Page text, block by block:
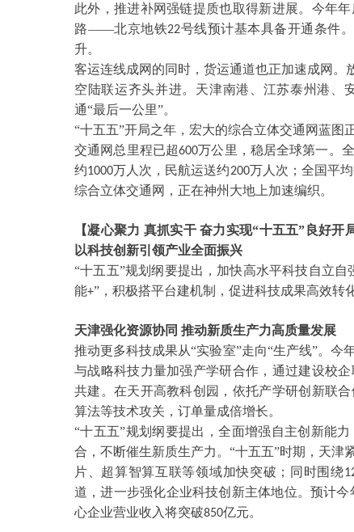
此外，推进补网强链提质也取得新进展。今年
路——北京地铁22号线预计基本具备开通条件
升。
客运连线成网的同时，货运通道也正加速成网。
空陆联运齐头并进。天津南港、江苏泰州港、
通“最后一公里”。
“十五五”开局之年，宏大的综合立体交通网蓝
交通网总里程已超600万公里，稳居全球第一。
约1000万人次，民航运送约200万人次；全国平
综合立体交通网，正在神州大地上加速编织。
【凝心聚力 真抓实干 奋力实现“十五五”良好开
以科技创新引领产业全面振兴
“十五五”规划纲要提出，加快高水平科技自立
能+”，积极搭平台建机制，促进科技成果高效转
天津强化资源协同 推动新质生产力高质量发展
推动更多科技成果从“实验室”走向“生产线”。今
与战略科技力量加强产学研合作，通过建设校
共建。在天开高教科创园，依托产学研创新联
算法等技术攻关，订单量成倍增长。
“十五五”规划纲要提出，全面增强自主创新能
合，不断催生新质生产力。“十五五”时期，天
片、超算智算互联等领域加快突破；同时围绕
道，进一步强化企业科技创新主体地位。预计
心企业营业收入将突破850亿元。